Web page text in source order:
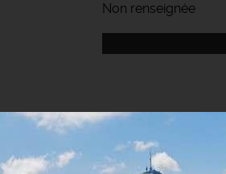
Non renseignée